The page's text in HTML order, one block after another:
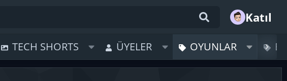
Katıl
TECH SHORTS ÜYELER OYUNLAR